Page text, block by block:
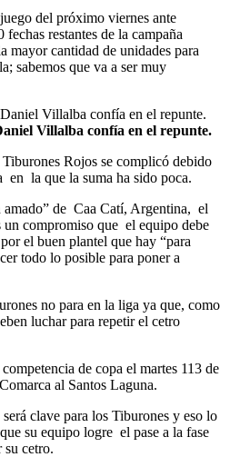
del próximo viernes ante
restantes de la campaña
mayor cantidad de unidades para
sabemos que va a ser muy
Villalba confía en el repunte.
Rojos se complicó debido
en la que la suma ha sido poca.
de Caa Catí, Argentina, el
compromiso que el equipo debe
el buen plantel que hay “para
todo lo posible para poner a
no para en la liga ya que, como
luchar para repetir el cetro
de copa el martes 113 de
al Santos Laguna.
clave para los Tiburones y eso lo
su equipo logre el pase a la fase
su cetro.